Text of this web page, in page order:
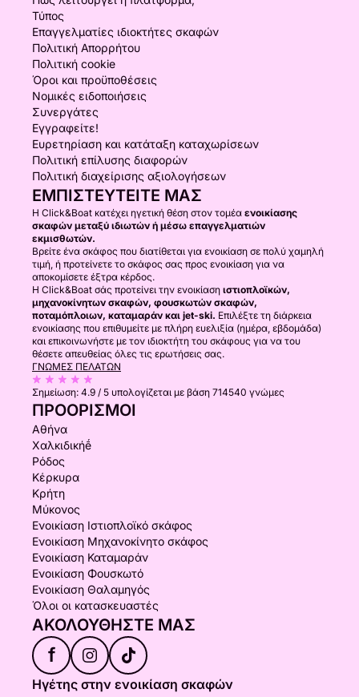
Τύπος
Επαγγελματίες ιδιοκτήτες σκαφών
Πολιτική Απορρήτου
Πολιτική cookie
Όροι και προϋποθέσεις
Νομικές ειδοποιήσεις
Συνεργάτες
Εγγραφείτε!
Ευρετηρίαση και κατάταξη καταχωρίσεων
Πολιτική επίλυσης διαφορών
Πολιτική διαχείρισης αξιολογήσεων
ΕΜΠΙΣΤΕΥΤΕΊΤΕ ΜΑΣ
Η Click&Boat κατέχει ηγετική θέση στον τομέα ενοικίασης
σκαφών μεταξύ ιδιωτών ή μέσω επαγγελματιών
εκμισθωτών.
Βρείτε ένα σκάφος που διατίθεται για ενοικίαση σε πολύ χαμηλή
τιμή, ή προτείνετε το σκάφος σας προς ενοικίαση για να
αποκομίσετε έξτρα κέρδος.
Η Click&Boat σάς προτείνει την ενοικίαση ιστιοπλοϊκών,
μηχανοκίνητων σκαφών, φουσκωτών σκαφών,
ποταμόπλοιων, καταμαράν και jet-ski. Επιλέξτε τη διάρκεια
ενοικίασης που επιθυμείτε με πλήρη ευελιξία (ημέρα, εβδομάδα)
και επικοινωνήστε με τον ιδιοκτήτη του σκάφους για να του
θέσετε απευθείας όλες τις ερωτήσεις σας.
ΓΝΏΜΕΣ ΠΕΛΑΤΏΝ
Σημείωση: 4.9 / 5 υπολογίζεται με βάση 714540 γνώμες
ΠΡΟΟΡΙΣΜΟΊ
Αθήνα
Χαλκιδικήḗ
Ρόδος
Κέρκυρα
Κρήτη
Μύκονος
Ενοικίαση Ιστιοπλοϊκό σκάφος
Ενοικίαση Μηχανοκίνητο σκάφος
Ενοικίαση Καταμαράν
Ενοικίαση Φουσκωτό
Ενοικίαση Θαλαμηγός
Όλοι οι κατασκευαστές
ΑΚΟΛΟΥΘΉΣΤΕ ΜΑΣ
f
Ηγέτης στην ενοικίαση σκαφών